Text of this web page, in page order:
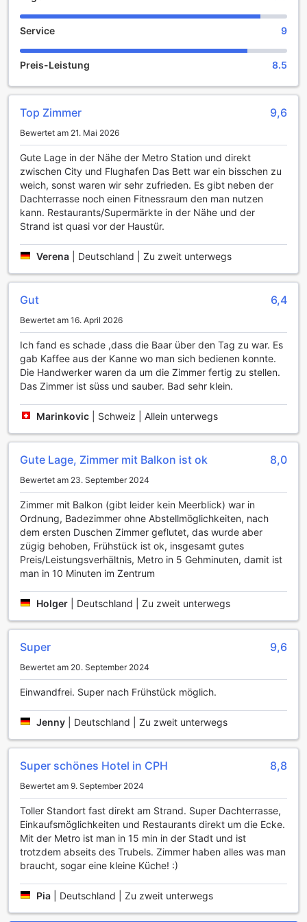
Das CPH Studio Hotel bietet seinen Gästen eine stilvolle
Bar, die zum Verweilen und Entspannen einlädt. Hier
bei einem frisch zubereiteten Cocktail oder einem
ausgewählten Getränk den Abend ausklingen lassen. Die
gemütliche Atmosphäre und das freundliche Personal
perfekten Ort finden, um sich mit Freunden oder anderen
Reisenden auszutauschen.
Sportliche Highlights im CPH Studio Hotel in
Kopenhagen
Das CPH Studio Hotel in Kopenhagen bietet seinen Gästen
eine moderne und gut ausgestattete Fitnesszone, die ideal
ist, um während Ihres Aufenthalts aktiv zu bleiben. Das
versehen, die sowohl für Cardio- als auch für Krafttraining
geeignet sind, sodass Sie Ihr Training ganz nach Ihren
Wünschen gestalten können. Nach einem anstrengenden
Fitnessziele verfolgen.
Neben dem Fitnessbereich steht den Gästen auch eine
komfortable Lounge zur Verfügung, in der man sich nach
dem Training entspannen kann. Die sportlichen
Einrichtungen sind darauf ausgelegt, Ihnen einen gesunden
und aktiven Aufenthalt zu ermöglichen, sodass Sie
Kopenhagen mit Energie und Wohlbefinden erkunden
können. Das CPH Studio Hotel ist somit die perfekte Wahl
für sportliche Reisende, die Wert auf Komfort und
Komfortable Annehmlichkeiten im CPH Studio Hotel in
Kopenhagen
praktischen Annehmlichkeiten, um den Aufenthalt so
angenehm wie möglich zu gestalten. Nutzen Sie den
zuverlässigen kostenlosen WLAN-Zugang in allen Zimmern
sowie in den öffentlichen Bereichen, um stets verbunden zu
bleiben. Für zusätzlichen Komfort sorgt der tägliche
Reinigungsservice, der Ihr Zimmer sauber und einladend
hält, sowie der professionelle Wäscheservice inklusive
Trockenreinigung, der Ihre Kleidung frisch und gepflegt
macht.
Gepäckaufbewahrungsservice zur Verfügung, ideal für eine
flexible und stressfreie Ankunft oder Abreise. Das Hotel legt
großen Wert auf Komfort und Bequemlichkeit, sodass Sie
sich ganz auf die Erkundung Kopenhagens konzentrieren
ist.
Bequeme Verkehrsanbindung im CPH Studio Hotel
Das CPH Studio Hotel in Kopenhagen bietet seinen Gästen
eine praktische Parkmöglichkeit, was die Anreise mit dem
Auto besonders komfortabel macht. Für diejenigen, die mit
dem eigenen Fahrzeug anreisen, steht ein hauseigener
Parkplatz zur Verfügung, der jedoch kostenpflichtig ist.
Dies ermöglicht eine stressfreie Ankunft, da Sie sich keine
Sorgen um die Parkplatzsuche in der Stadt machen
müssen.
Komfortable Zimmerausstattung im CPH Studio Hotel
Service 9
Preis-Leistung 8.5
Top Zimmer 9,6
Bewertet am 21. Mai 2026
Gute Lage in der Nähe der Metro Station und direkt
zwischen City und Flughafen Das Bett war ein bisschen zu
weich, sonst waren wir sehr zufrieden. Es gibt neben der
Dachterrasse noch einen Fitnessraum den man nutzen
kann. Restaurants/Supermärkte in der Nähe und der
Strand ist quasi vor der Haustür.
Verena Deutschland | Zu zweit unterwegs
Gut 6,4
Bewertet am 16. April 2026
Ich fand es schade ,dass die Baar über den Tag zu war. Es
gab Kaffee aus der Kanne wo man sich bedienen konnte.
Die Handwerker waren da um die Zimmer fertig zu stellen.
Das Zimmer ist süss und sauber. Bad sehr klein.
Marinkovic Schweiz | Allein unterwegs
Gute Lage, Zimmer mit Balkon ist ok 8,0
Bewertet am 23. September 2024
Zimmer mit Balkon (gibt leider kein Meerblick) war in
Ordnung, Badezimmer ohne Abstellmöglichkeiten, nach
dem ersten Duschen Zimmer geflutet, das wurde aber
zügig behoben, Frühstück ist ok, insgesamt gutes
Preis/Leistungsverhältnis, Metro in 5 Gehminuten, damit ist
man in 10 Minuten im Zentrum
Holger Deutschland | Zu zweit unterwegs
Super 9,6
Bewertet am 20. September 2024
Einwandfrei. Super nach Frühstück möglich.
Jenny Deutschland | Zu zweit unterwegs
Super schönes Hotel in CPH 8,8
Bewertet am 9. September 2024
Toller Standort fast direkt am Strand. Super Dachterrasse,
Einkaufsmöglichkeiten und Restaurants direkt um die Ecke.
Mit der Metro ist man in 15 min in der Stadt und ist
trotzdem abseits des Trubels. Zimmer haben alles was man
braucht, sogar eine kleine Küche! :)
Pia Deutschland | Zu zweit unterwegs